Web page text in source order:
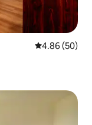
Calificación
4.86 (50)